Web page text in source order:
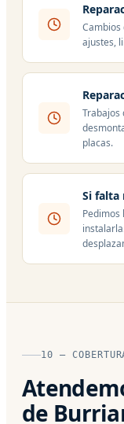
Cambios
ajustes,
Trabajos
placas.
Si falta
Pedimos
10 —
de